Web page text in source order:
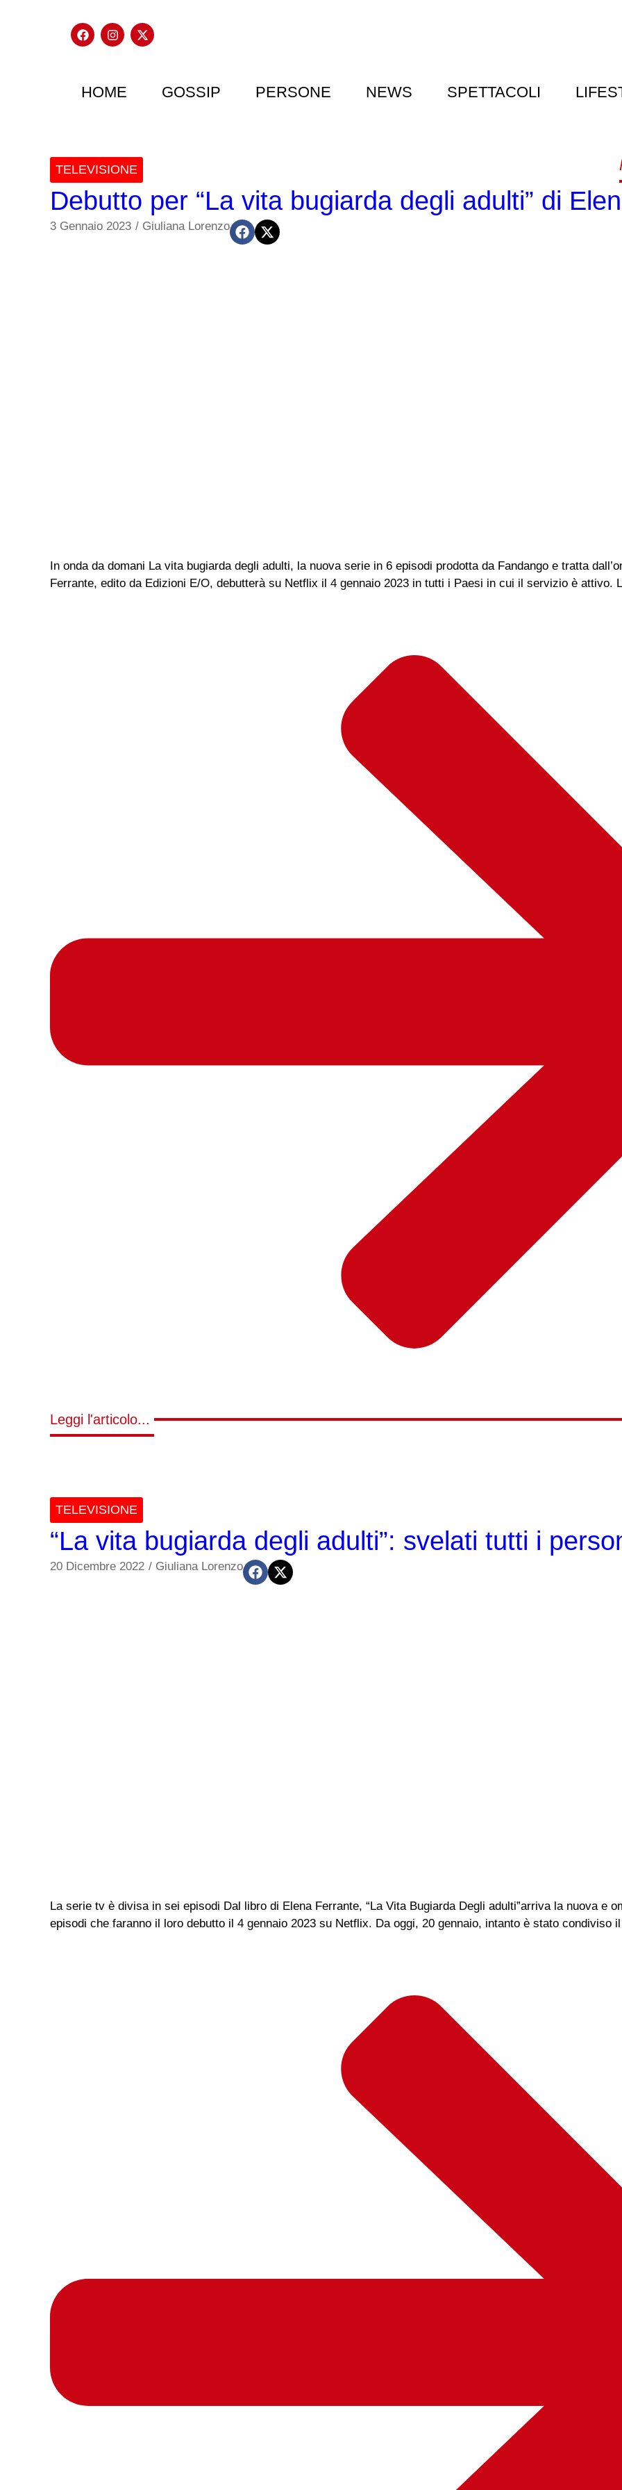
HOME GOSSIP PERSONE NEWS SPETTACOLI
TELEVISIONE
Debutto per “La vita bugiarda degli adulti” di
3 Gennaio 2023 / Giuliana Lorenzo
In onda da domani La vita bugiarda degli adulti, la nuova serie in 6 episodi prodotta da Fandango e tratta
Ferrante, edito da Edizioni E/O, debutterà su Netflix il 4 gennaio 2023 in tutti i Paesi in cui il servizio è attivo.
Leggi l'articolo...
TELEVISIONE
“La vita bugiarda degli adulti”: svelati tutti i
20 Dicembre 2022 / Giuliana Lorenzo
La serie tv è divisa in sei episodi Dal libro di Elena Ferrante, “La Vita Bugiarda Degli adulti”arriva la nuova e
episodi che faranno il loro debutto il 4 gennaio 2023 su Netflix. Da oggi, 20 gennaio, intanto è stato condiviso